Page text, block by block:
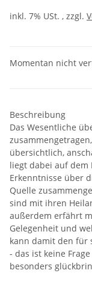
inkl. 7% USt. , zzgl.
Momentan nicht
Beschreibung
Das Wesentliche
übersichtlich,
liegt dabei auf dem
Erkenntnisse über
Quelle
sind mit ihren
außerdem erfährt
Gelegenheit und
kann damit den für
- das ist keine
besonders